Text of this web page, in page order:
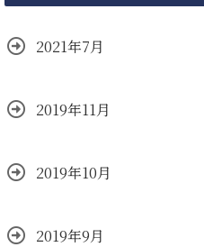
2021年7月
2019年11月
2019年10月
2019年9月